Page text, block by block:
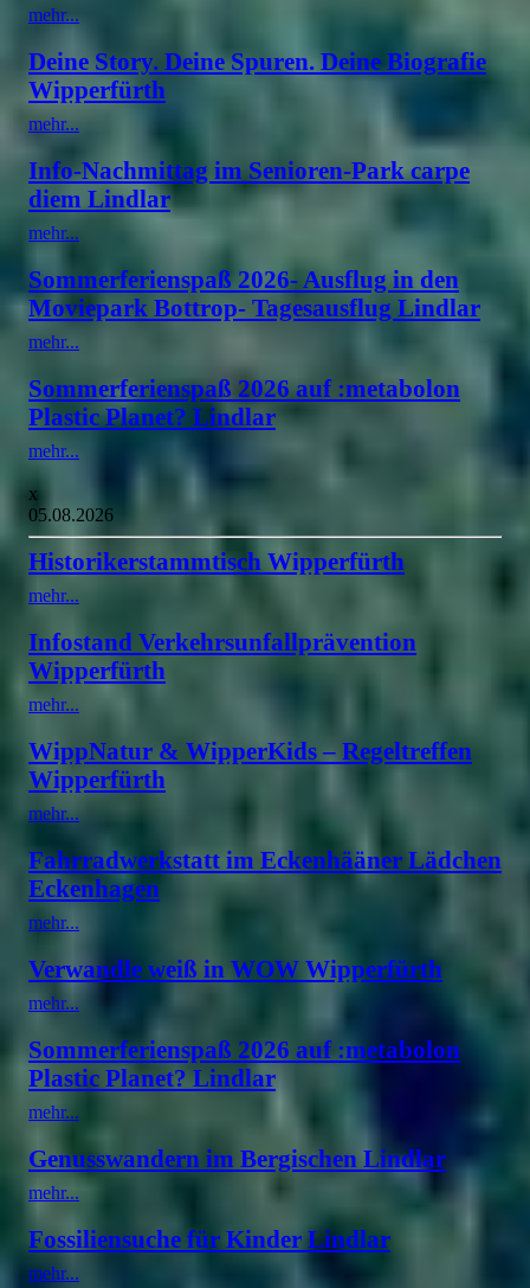
mehr...
Deine Story. Deine Spuren. Deine Biografie
Wipperfürth
mehr...
Info-Nachmittag im Senioren-Park carpe
diem Lindlar
mehr...
Sommerferienspaß 2026- Ausflug in den
Moviepark Bottrop- Tagesausflug Lindlar
mehr...
Sommerferienspaß 2026 auf :metabolon
Plastic Planet? Lindlar
mehr...
x
05.08.2026
Historikerstammtisch Wipperfürth
mehr...
Infostand Verkehrsunfallprävention
Wipperfürth
mehr...
WippNatur & WipperKids – Regeltreffen
Wipperfürth
mehr...
Fahrradwerkstatt im Eckenhääner Lädchen
Eckenhagen
mehr...
Verwandle weiß in WOW Wipperfürth
mehr...
Sommerferienspaß 2026 auf :metabolon
Plastic Planet? Lindlar
mehr...
Genusswandern im Bergischen Lindlar
mehr...
Fossiliensuche für Kinder Lindlar
mehr...